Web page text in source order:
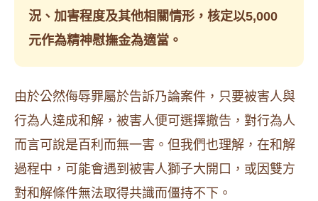
況、加害程度及其他相關情形，核定以5,000
元作為精神慰撫金為適當。
由於公然侮辱罪屬於告訴乃論案件，只要被害人與
行為人達成和解，被害人便可選擇撤告，對行為人
而言可說是百利而無一害。但我們也理解，在和解
過程中，可能會遇到被害人獅子大開口，或因雙方
對和解條件無法取得共識而僵持不下。